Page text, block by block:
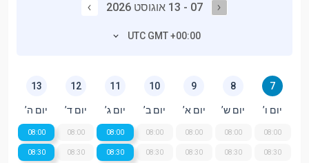
07 - 13 אוגוסט 2026
UTC GMT +00:00
7
יום ו’
08:00
08:30
8
יום ש’
08:00
08:30
9
יום א’
08:00
08:30
10
יום ב’
08:00
08:30
11
יום ג’
08:00
08:30
12
יום ד’
08:00
08:30
13
יום ה’
08:00
08:30